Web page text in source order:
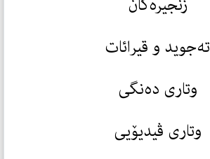
تەجوید و قیرائات
وتاری دەنگی
وتاری ڤیدیۆیی